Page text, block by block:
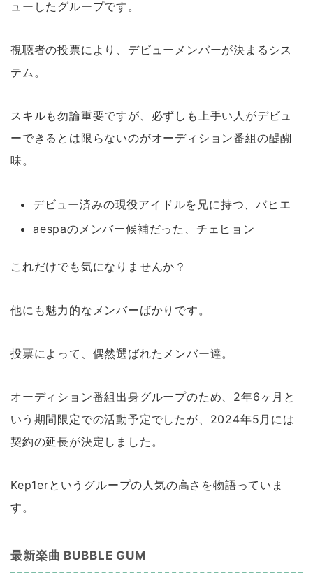
ューしたグループです。
視聴者の投票により、デビューメンバーが決まるシス
テム。
スキルも勿論重要ですが、必ずしも上手い人がデビュ
ーできるとは限らないのがオーディション番組の醍醐
味。
デビュー済みの現役アイドルを兄に持つ、バヒエ
aespaのメンバー候補だった、チェヒョン
これだけでも気になりませんか？
他にも魅力的なメンバーばかりです。
投票によって、偶然選ばれたメンバー達。
オーディション番組出身グループのため、2年6ヶ月と
いう期間限定での活動予定でしたが、2024年5月には
契約の延長が決定しました。
Kep1erというグループの人気の高さを物語っていま
す。
最新楽曲 BUBBLE GUM